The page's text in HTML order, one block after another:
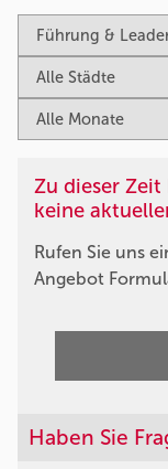
Zu dieser
keine
Rufen Sie uns
Angebot
Haben Sie